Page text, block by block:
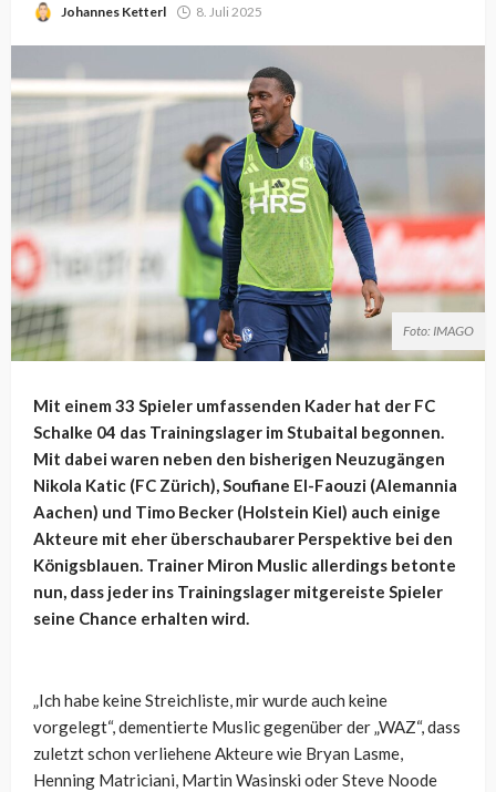
Johannes Ketterl 8. Juli 2025
Foto: IMAGO
Mit einem 33 Spieler umfassenden Kader hat der FC
Schalke 04 das Trainingslager im Stubaital begonnen.
Mit dabei waren neben den bisherigen Neuzugängen
Nikola Katic (FC Zürich), Soufiane El-Faouzi (Alemannia
Aachen) und Timo Becker (Holstein Kiel) auch einige
Akteure mit eher überschaubarer Perspektive bei den
Königsblauen. Trainer Miron Muslic allerdings betonte
nun, dass jeder ins Trainingslager mitgereiste Spieler
seine Chance erhalten wird.
„Ich habe keine Streichliste, mir wurde auch keine
vorgelegt“, dementierte Muslic gegenüber der „WAZ“, dass
zuletzt schon verliehene Akteure wie Bryan Lasme,
Henning Matriciani, Martin Wasinski oder Steve Noode